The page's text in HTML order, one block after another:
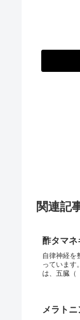
関連記
酢タマネ
自律神経を
っています
は、五臓（
メラト